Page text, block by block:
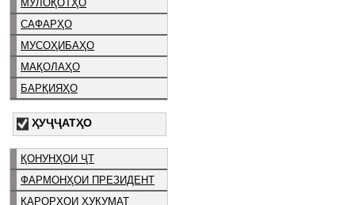
МУЛОҚОТҲО
САФАРҲО
МУСОҲИБАҲО
МАҚОЛАҲО
БАРҚИЯҲО
ҲУҶҶАТҲО
ҚОНУНҲОИ ҶТ
ФАРМОНҲОИ ПРЕЗИДЕНТ
ҚАРОРҲОИ ҲУКУМАТ